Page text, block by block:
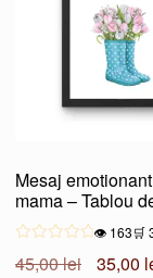
Mesaj
mama – Tablou
👁️ 163🛒
45,00lei
Prețul
35,00